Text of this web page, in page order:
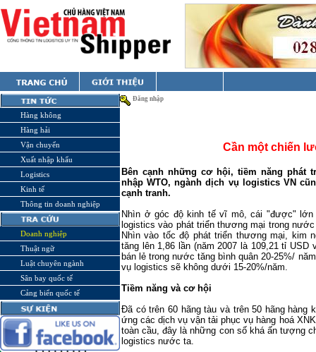
Hàng không
Hàng hải
Vận chuyển
Xuất nhập khẩu
Logistics
Kinh tế
Thông tin doanh nghiệp
Doanh nghiệp
Thuật ngữ
Luật chuyên ngành
Sân bay quốc tế
Cảng biển quốc tế
Đăng nhập
Cần một chiến
Bên cạnh những cơ hội, tiềm năng phát
nhập WTO, ngành dịch vụ logistics VN
cạnh tranh.
Nhìn ở góc độ kinh tế vĩ mô, cái "được" lớn
logistics vào phát triển thương mại trong
Nhìn vào tốc độ phát triển thương mại, kim
tăng lên 1,86 lần (năm 2007 là 109,21 tỉ
bán lẻ trong nước tăng bình quân 20-25%/
vụ logistics sẽ không dưới 15-20%/năm.
Tiềm năng và cơ hội
Đã có trên 60 hãng tàu và trên 50 hãng
ứng các dịch vụ vận tải phục vụ hàng hoá
toàn cầu, đây là những con số khá ấn tượng
logistics nước ta.